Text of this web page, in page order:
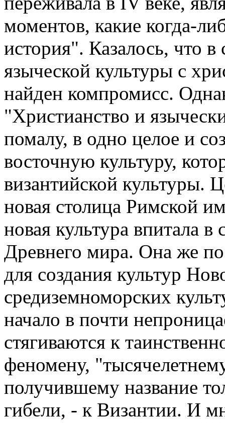
моментов, какие когда-
история". Казалось, что
языческой культуры с
найден компромисс.
"Христианство и
помалу, в одно целое и
восточную культуру,
византийской культуры.
новая столица Римской
новая культура впитала
Древнего мира. Она же
для создания культур
средиземноморских
начало в почти
стягиваются к
феномену,
получившему название
гибели, - к Византии. И